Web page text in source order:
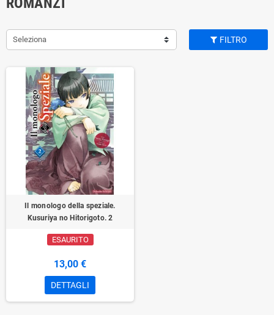
Seleziona FILTRO
Il monologo della speziale.
Kusuriya no Hitorigoto. 2
ESAURITO
13,00 €
DETTAGLI